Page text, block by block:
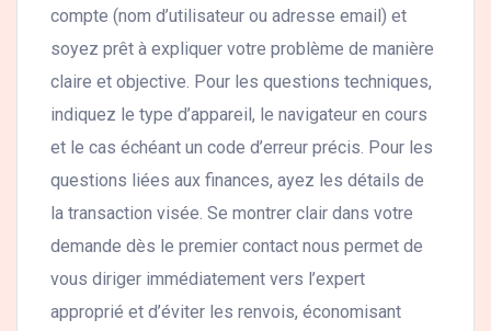
compte (nom d’utilisateur ou adresse email) et
soyez prêt à expliquer votre problème de manière
claire et objective. Pour les questions techniques,
indiquez le type d’appareil, le navigateur en cours
et le cas échéant un code d’erreur précis. Pour les
questions liées aux finances, ayez les détails de
la transaction visée. Se montrer clair dans votre
demande dès le premier contact nous permet de
vous diriger immédiatement vers l’expert
approprié et d’éviter les renvois, économisant